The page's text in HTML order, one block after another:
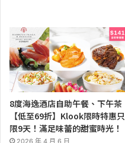
8度海逸酒店自助午餐、下午茶
【低至69折】Klook限時特惠只
限9天！滿足味蕾的甜蜜時光！